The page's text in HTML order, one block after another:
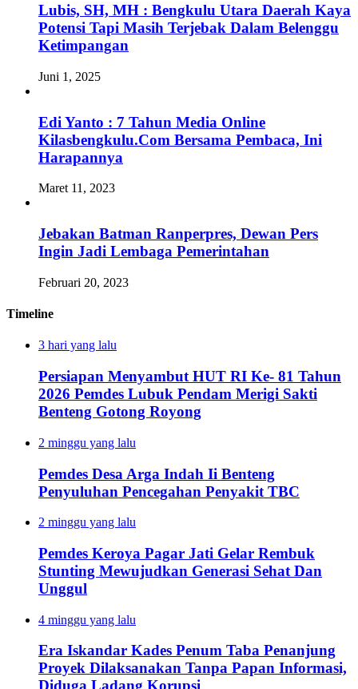
Lubis, SH, MH : Bengkulu Utara Daerah Kaya
Potensi Tapi Masih Terjebak Dalam Belenggu
Ketimpangan
Juni 1, 2025
Edi Yanto : 7 Tahun Media Online
Kilasbengkulu.Com Bersama Pembaca, Ini
Harapannya
Maret 11, 2023
Jebakan Batman Ranperpres, Dewan Pers
Ingin Jadi Lembaga Pemerintahan
Februari 20, 2023
Timeline
3 hari yang lalu
Persiapan Menyambut HUT RI Ke- 81 Tahun
2026 Pemdes Lubuk Pendam Merigi Sakti
Benteng Gotong Royong
2 minggu yang lalu
Pemdes Desa Arga Indah Ii Benteng
Penyuluhan Pencegahan Penyakit TBC
2 minggu yang lalu
Pemdes Keroya Pagar Jati Gelar Rembuk
Stunting Mewujudkan Generasi Sehat Dan
Unggul
4 minggu yang lalu
Era Iskandar Kades Penum Taba Penanjung
Proyek Dilaksanakan Tanpa Papan Informasi,